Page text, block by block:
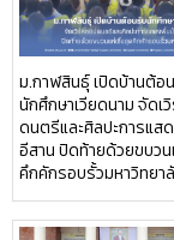
ม.กาฬสินธุ์ เปิดบ้านต้อ
นักศึกษาเวียดนาม จัดเ
ดนตรีและศิลปะการแส
อีสาน ปิดท้ายด้วยขบว
คึกคักรอบรั้วมหาวิทยา